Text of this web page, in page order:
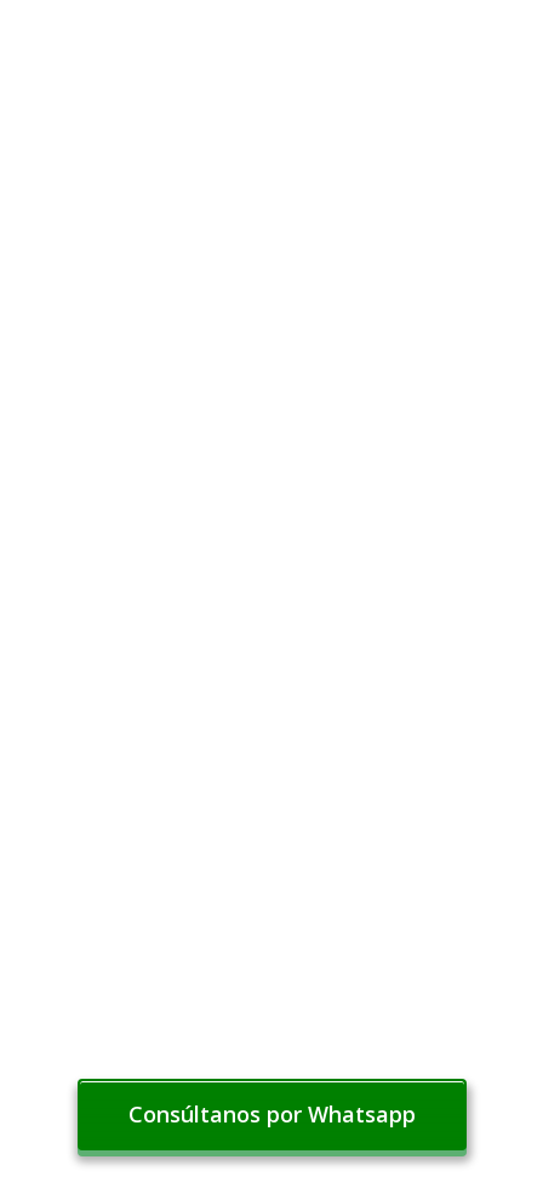
Consúltanos por Whatsapp